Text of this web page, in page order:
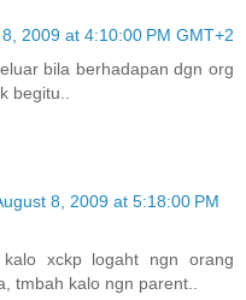
2009 at 4:10:00 PM GMT+2
bila berhadapan dgn org
begitu..
8, 2009 at 5:18:00 PM
xckp logaht ngn orang
tmbah kalo ngn parent..